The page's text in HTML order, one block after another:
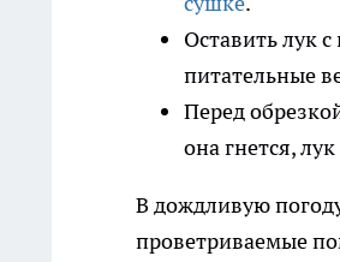
Оставить лук
питательные
Перед
она гнется,
В дождливую
проветриваемые